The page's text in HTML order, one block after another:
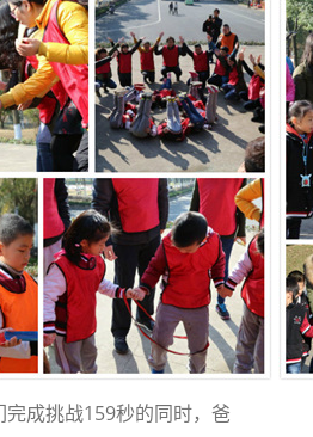
成挑战159秒的同时，爸